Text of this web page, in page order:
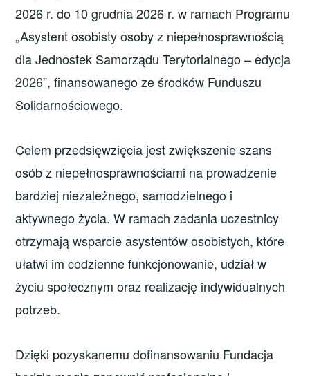
2026 r. do 10 grudnia 2026 r. w ramach Programu
„Asystent osobisty osoby z niepełnosprawnością
dla Jednostek Samorządu Terytorialnego – edycja
2026”, finansowanego ze środków Funduszu
Solidarnościowego.
Celem przedsięwzięcia jest zwiększenie szans
osób z niepełnosprawnościami na prowadzenie
bardziej niezależnego, samodzielnego i
aktywnego życia. W ramach zadania uczestnicy
otrzymają wsparcie asystentów osobistych, które
ułatwi im codzienne funkcjonowanie, udział w
życiu społecznym oraz realizację indywidualnych
potrzeb.
Dzięki pozyskanemu dofinansowaniu Fundacja